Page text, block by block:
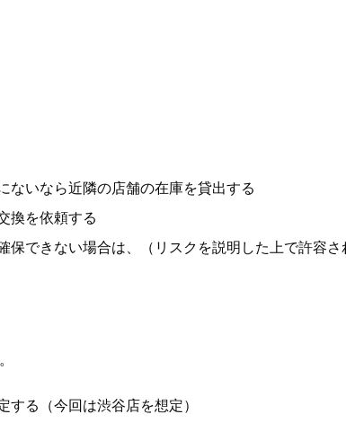
ないなら近隣の店舗の在庫を貸出する
換を依頼する
できない場合は、（リスクを説明した上で許容
る（今回は渋谷店を想定）